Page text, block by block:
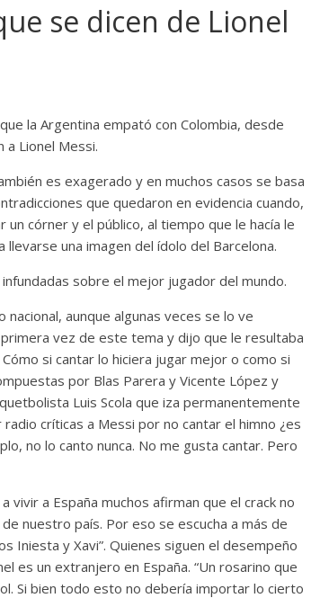
se dicen de Lionel
la Argentina empató con Colombia, desde
a Lionel Messi.
es exagerado y en muchos casos se basa
que quedaron en evidencia cuando,
córner y el público, al tiempo que le hacía le
una imagen del ídolo del Barcelona.
sobre el mejor jugador del mundo.
aunque algunas veces se lo ve
vez de este tema y dijo que le resultaba
si cantar lo hiciera jugar mejor o como si
por Blas Parera y Vicente López y
Luis Scola que iza permanentemente
críticas a Messi por no cantar el himno ¿es
no lo canto nunca. No me gusta cantar. Pero
vivir a España muchos afirman que el crack no
nuestro país. Por eso se escucha a más de
Iniesta y Xavi”. Quienes siguen el desempeño
es un extranjero en España. “Un rosarino que
Si bien todo esto no debería importar lo cierto